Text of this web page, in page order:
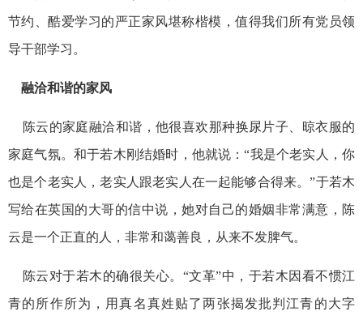
节约、酷爱学习的严正家风堪称楷模，值得我们所有党员领
导干部学习。
融洽和谐的家风
陈云的家庭融洽和谐，他很喜欢那种换尿片子、晾衣服的
家庭气氛。和于若木刚结婚时，他就说：“我是个老实人，你
也是个老实人，老实人跟老实人在一起能够合得来。”于若木
写给在英国的大哥的信中说，她对自己的婚姻非常满意，陈
云是一个正直的人，非常和蔼善良，从来不发脾气。
陈云对于若木的确很关心。“文革”中，于若木因看不惯江
青的所作所为，用真名真姓贴了两张揭发批判江青的大字